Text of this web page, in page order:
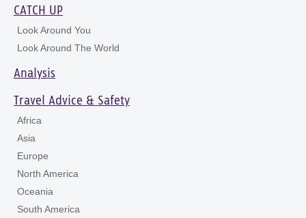
CATCH UP
Look Around You
Look Around The World
Analysis
Travel Advice & Safety
Africa
Asia
Europe
North America
Oceania
South America